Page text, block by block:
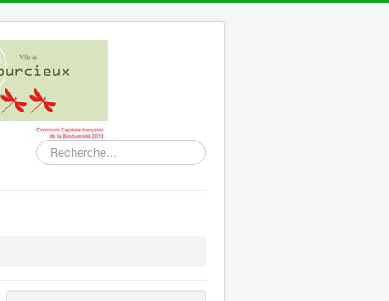
Rechercher